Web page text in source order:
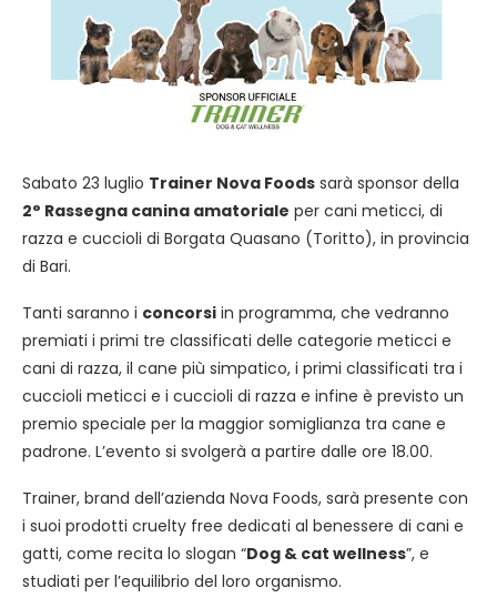
Sabato 23 luglio Trainer Nova Foods sarà sponsor della
2° Rassegna canina amatoriale per cani meticci, di
razza e cuccioli di Borgata Quasano (Toritto), in provincia
di Bari.
Tanti saranno i concorsi in programma, che vedranno
premiati i primi tre classificati delle categorie meticci e
cani di razza, il cane più simpatico, i primi classificati tra i
cuccioli meticci e i cuccioli di razza e infine è previsto un
premio speciale per la maggior somiglianza tra cane e
padrone. L’evento si svolgerà a partire dalle ore 18.00.
Trainer, brand dell’azienda Nova Foods, sarà presente con
i suoi prodotti cruelty free dedicati al benessere di cani e
gatti, come recita lo slogan “Dog & cat wellness”, e
studiati per l’equilibrio del loro organismo.